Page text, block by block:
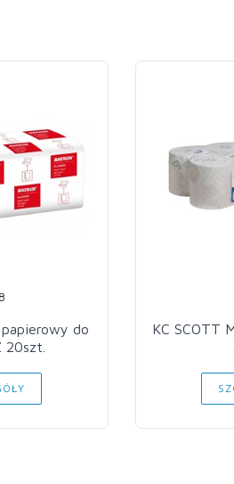
papierowy do
20szt.
KC SCOTT